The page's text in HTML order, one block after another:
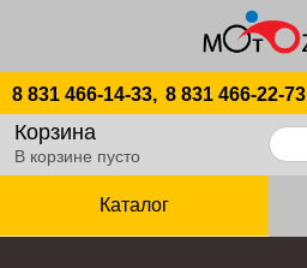
8 831 466-14-33, 8 831 466-22-73
Корзина
В корзине пусто
Каталог